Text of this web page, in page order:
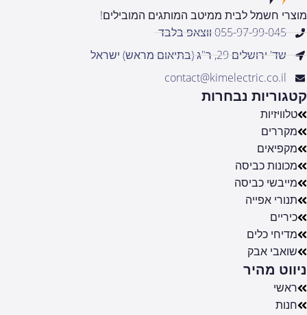
מוצרי חשמל לבית ממיטב המותגים המובילים!
055-97-99-045 ווצאפ בלבד
שד' ירושלים 29, ר"ג (בתיאום מראש) ישראל
contact@kimelectric.co.il
קטגוריות נבחרות
טלוויזיות
מקררים
מקפיאים
מכונות כביסה
מייבשי כביסה
תנורי אפייה
כיריים
מדיחי כלים
שואבי אבק
ניווט מהיר
ראשי
חנות